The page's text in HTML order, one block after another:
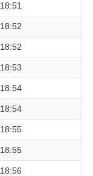
18:51
18:52
18:52
18:53
18:54
18:54
18:55
18:55
18:56